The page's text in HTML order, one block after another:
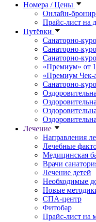
Номера / Цены
Онлайн-
Прайс-лист на
Путёвки
Санаторно-
Санаторно-
Санаторно-
«Премиум» от
«Премиум Чек-
Санаторно-
Лечение
Направления
Лечебные
Медицинская
Врачи
Лечение детей
Необходимые
Новые
СПА-центр
Фитобар
Прайс-лист на